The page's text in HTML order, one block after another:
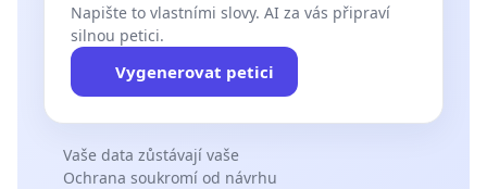
Napište to vlastními slovy. AI za vás připraví
silnou petici.
Vygenerovat petici
Vaše data zůstávají vaše
Ochrana soukromí od návrhu